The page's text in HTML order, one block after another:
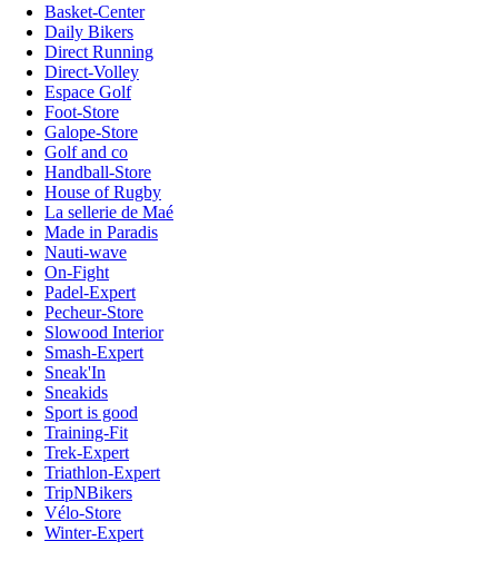
Basket-Center
Daily Bikers
Direct Running
Direct-Volley
Espace Golf
Foot-Store
Galope-Store
Golf and co
Handball-Store
House of Rugby
La sellerie de Maé
Made in Paradis
Nauti-wave
On-Fight
Padel-Expert
Pecheur-Store
Slowood Interior
Smash-Expert
Sneak'In
Sneakids
Sport is good
Training-Fit
Trek-Expert
Triathlon-Expert
TripNBikers
Vélo-Store
Winter-Expert